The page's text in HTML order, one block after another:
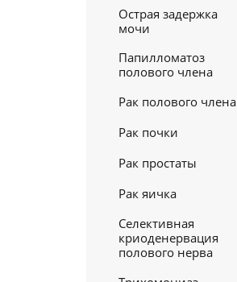
Острая задержка
мочи
Папилломатоз
полового члена
Рак полового члена
Рак почки
Рак простаты
Рак яичка
Селективная
криоденервация
полового нерва